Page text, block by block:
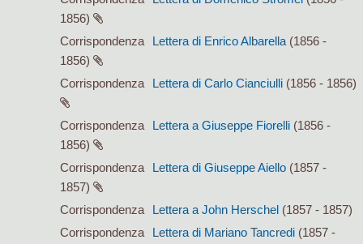
1856)
Corrispondenza
Lettera di Enrico Albarella (1856 -
1856)
Corrispondenza
Lettera di Carlo Cianciulli (1856 - 1856)
Corrispondenza Lettera a Giuseppe Fiorelli (1856 -
1856)
Corrispondenza
Lettera di Giuseppe Aiello (1857 -
1857)
Corrispondenza
Lettera a John Herschel (1857 - 1857)
Corrispondenza
Lettera di Mariano Tancredi (1857 -